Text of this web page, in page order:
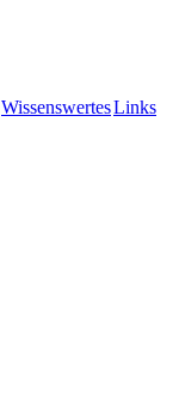
WissenswertesLinks